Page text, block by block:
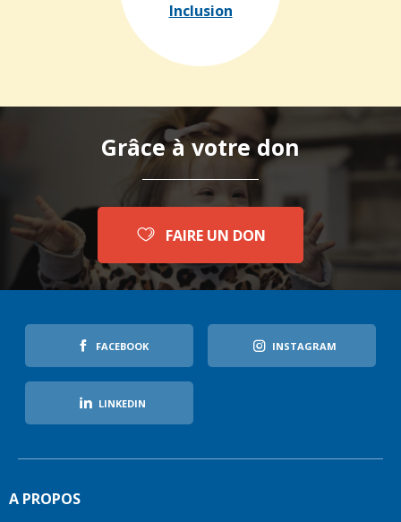
Inclusion
Grâce à votre don
FAIRE UN DON
FACEBOOK INSTAGRAM
LINKEDIN
A PROPOS